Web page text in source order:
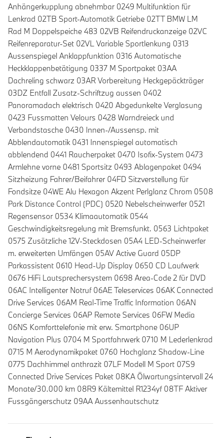
Anhängerkupplung abnehmbar 0249 Multifunktion für
Lenkrad 02TB Sport-Automatik Getriebe 02TT BMW LM
Rad M Doppelspeiche 483 02VB Reifendruckanzeige 02VC
Reifenreparatur-Set 02VL Variable Sportlenkung 0313
Aussenspiegel Anklappfunktion 0316 Automatische
Heckklappenbetätigung 0337 M Sportpaket 03AA
Dachreling schwarz 03AR Vorbereitung Heckgepäckträger
03DZ Entfall Zusatz-Schriftzug aussen 0402
Panoramadach elektrisch 0420 Abgedunkelte Verglasung
0423 Fussmatten Velours 0428 Warndreieck und
Verbandstasche 0430 Innen-/Aussensp. mit
Abblendautomatik 0431 Innenspiegel automatisch
abblendend 0441 Raucherpaket 0470 Isofix-System 0473
Armlehne vorne 0481 Sportsitz 0493 Ablagenpaket 0494
Sitzheizung Fahrer/Beifahrer 04FD Sitzverstellung für
Fondsitze 04WE Alu Hexagon Akzent Perlglanz Chrom 0508
Park Distance Control (PDC) 0520 Nebelscheinwerfer 0521
Regensensor 0534 Klimaautomatik 0544
Geschwindigkeitsregelung mit Bremsfunkt. 0563 Lichtpaket
0575 Zusätzliche 12V-Steckdosen 05A4 LED-Scheinwerfer
m. erweiterten Umfängen 05AV Active Guard 05DP
Parkassistent 0610 Head-Up Display 0650 CD Laufwerk
0676 HiFi Lautsprechersystem 0698 Area-Code 2 für DVD
06AC Intelligenter Notruf 06AE Teleservices 06AK Connected
Drive Services 06AM Real-Time Traffic Information 06AN
Concierge Services 06AP Remote Services 06FW Media
06NS Komforttelefonie mit erw. Smartphone 06UP
Navigation Plus 0704 M Sportfahrwerk 0710 M Lederlenkrad
0715 M Aerodynamikpaket 0760 Hochglanz Shadow-Line
0775 Dachhimmel anthrazit 07LF Modell M Sport 07S9
Connected Drive Services Paket 08KA Ölwartungsintervall 24
Monate/30.000 km 08R9 Kältemittel R1234yf 08TF Aktiver
Fussgängerschutz 09AA Aussenhautschutz